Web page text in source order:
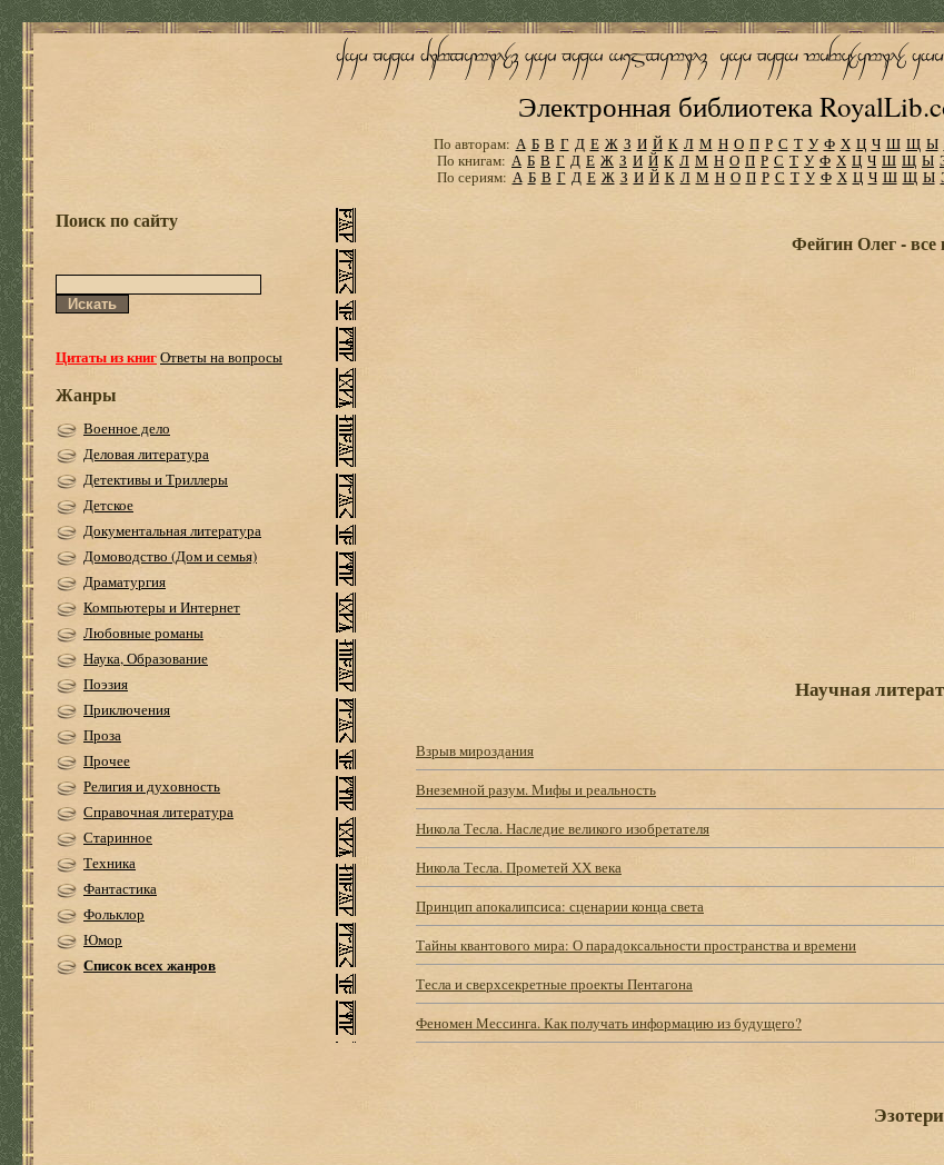
Электронная библиотека
По авторам: А Б В Г Д Е Ж З И Й К Л М Н О П Р С Т У Ф Х Ц Ч Ш Щ Ы
По книгам: А Б В Г Д Е Ж З И Й К Л М Н О П Р С Т У Ф Х Ц Ч Ш Щ Ы
По сериям: А Б В Г Д Е Ж З И Й К Л М Н О П Р С Т У Ф Х Ц Ч Ш Щ Ы
Поиск по сайту
Цитаты из книгОтветы на вопросы
Жанры
Военное дело
Деловая литература
Детективы и Триллеры
Детское
Документальная литература
Домоводство (Дом и семья)
Драматургия
Компьютеры и Интернет
Любовные романы
Наука, Образование
Поэзия
Приключения
Проза
Прочее
Религия и духовность
Справочная литература
Старинное
Техника
Фантастика
Фольклор
Юмор
Список всех жанров
Фейгин Олег - все
Научная
Взрыв мироздания
Внеземной разум. Мифы и реальность
Никола Тесла. Наследие великого изобретателя
Никола Тесла. Прометей ХХ века
Принцип апокалипсиса: сценарии конца света
Тайны квантового мира: О парадоксальности пространства и времени
Тесла и сверхсекретные проекты Пентагона
Феномен Мессинга. Как получать информацию из будущего?